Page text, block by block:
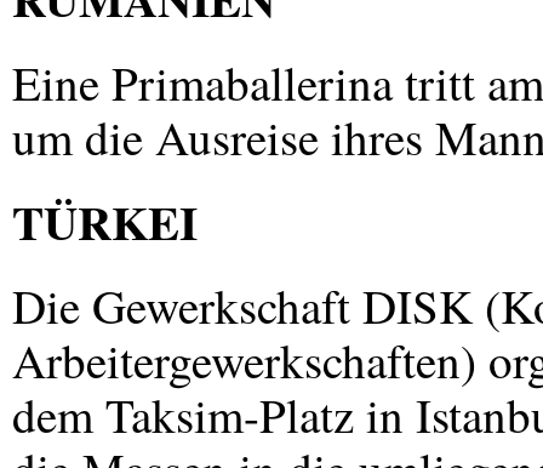
Eine Primaballerina tritt
um die Ausreise ihres
TÜRKEI
Die GewerkschaftDISK
Arbeitergewerkschaften)
dem Taksim-Platz in